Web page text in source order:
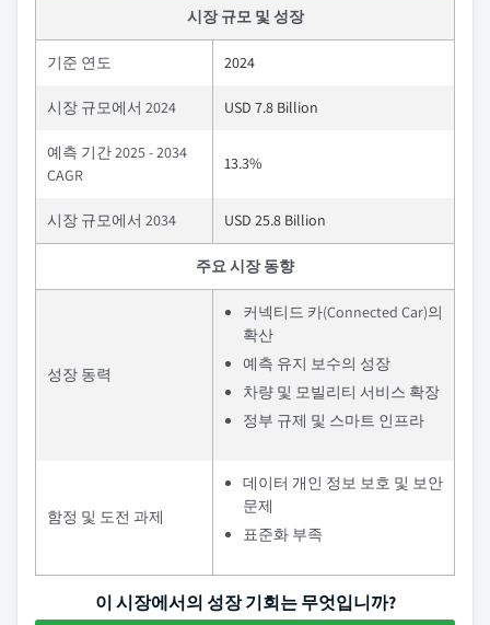
시장 규모 및 성장
기준 연도 2024
시장 규모에서 2024 USD 7.8 Billion
예측 기간 2025 - 2034
CAGR
13.3%
시장 규모에서 2034 USD 25.8 Billion
주요 시장 동향
성장 동력
커넥티드 카(Connected Car)의
확산
예측 유지 보수의 성장
차량 및 모빌리티 서비스 확장
정부 규제 및 스마트 인프라
함정 및 도전 과제
데이터 개인 정보 보호 및 보안
문제
표준화 부족
이 시장에서의 성장 기회는 무엇입니까?